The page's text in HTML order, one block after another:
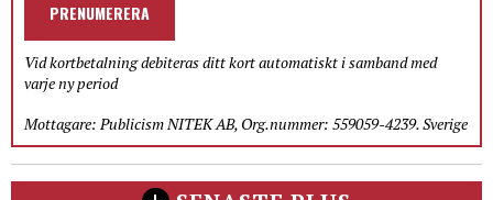
PRENUMERERA
Vid kortbetalning debiteras ditt kort automatiskt i samband med
varje ny period
Mottagare: Publicism NITEK AB, Org.nummer: 559059-4239. Sverige